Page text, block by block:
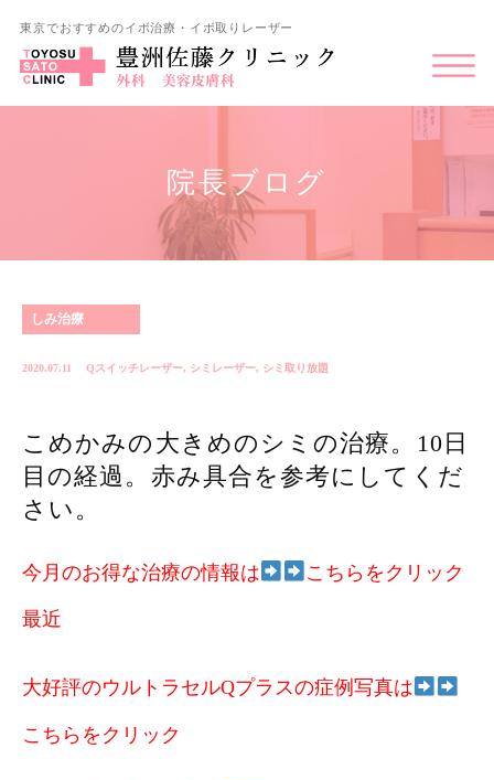
東京でおすすめのイボ治療・イボ取りレーザー
院長ブログ
しみ治療
2020.07.11 Qスイッチレーザー, シミレーザー, シミ取り放題
こめかみの大きめのシミの治療。10日
目の経過。赤み具合を参考にしてくだ
さい。
今月のお得な治療の情報は こちらをクリック
最近
大好評のウルトラセルQプラスの症例写真は
こちらをクリック